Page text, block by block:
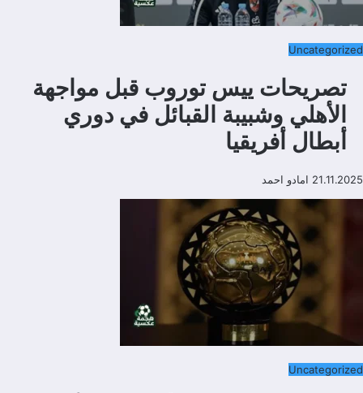
Uncategorized
تصريحات ييس توروب قبل مواجهة
الأهلي وشبيبة القبائل في دوري
أبطال أفريقيا
21.11.2025 امادو احمد
Uncategorized